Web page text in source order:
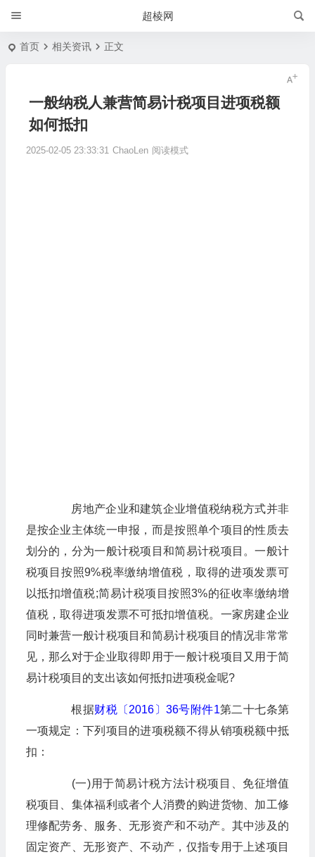
超棱网
首页 相关资讯 正文
一般纳税人兼营简易计税项目进项税额
如何抵扣
2025-02-05 23:33:31 ChaoLen 阅读模式
房地产企业和建筑企业增值税纳税方式并非
是按企业主体统一申报，而是按照单个项目的性质去
划分的，分为一般计税项目和简易计税项目。一般计
税项目按照9%税率缴纳增值税，取得的进项发票可
以抵扣增值税;简易计税项目按照3%的征收率缴纳增
值税，取得进项发票不可抵扣增值税。一家房建企业
同时兼营一般计税项目和简易计税项目的情况非常常
见，那么对于企业取得即用于一般计税项目又用于简
易计税项目的支出该如何抵扣进项税金呢?
根据财税〔2016〕36号附件1第二十七条第
一项规定：下列项目的进项税额不得从销项税额中抵
扣：
(一)用于简易计税方法计税项目、免征增值
税项目、集体福利或者个人消费的购进货物、加工修
理修配劳务、服务、无形资产和不动产。其中涉及的
固定资产、无形资产、不动产，仅指专用于上述项目